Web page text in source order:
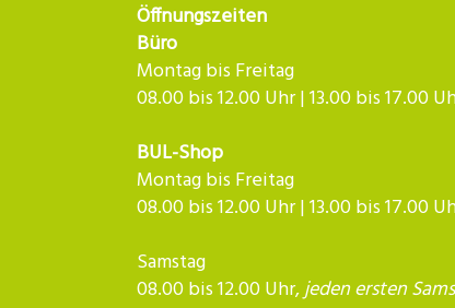
Öffnungszeiten
Büro
Montag bis Freitag
08.00 bis 12.00 Uhr | 13.00 bis 17.00
BUL-Shop
Montag bis Freitag
08.00 bis 12.00 Uhr | 13.00 bis 17.00
Samstag
08.00 bis 12.00 Uhr,jeden ersten